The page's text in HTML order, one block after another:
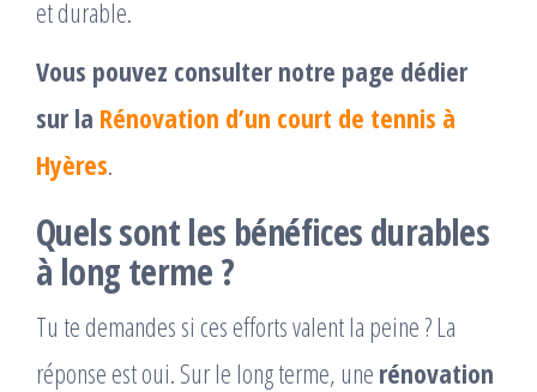
et durable.
Vous pouvez consulter notre page dédier
sur la Rénovation d’un court de tennis à
Hyères.
Quels sont les bénéfices durables
à long terme ?
Tu te demandes si ces efforts valent la peine ? La
réponse est oui. Sur le long terme, une rénovation